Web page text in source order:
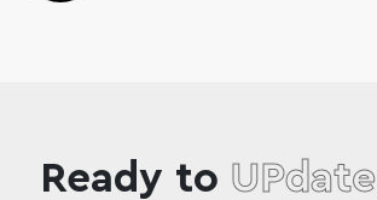
Ready to UPdate